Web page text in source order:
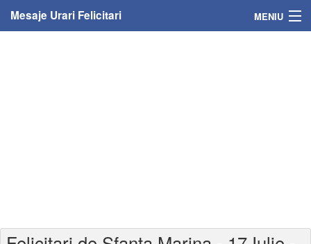
Mesaje Urari Felicitari MENIU